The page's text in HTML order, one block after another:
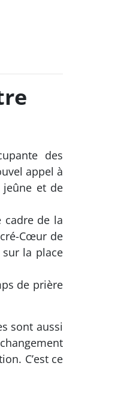
des
appel à
jeûne et de
cadre de la
Cœur de
la place
de prière
sont aussi
C’est ce